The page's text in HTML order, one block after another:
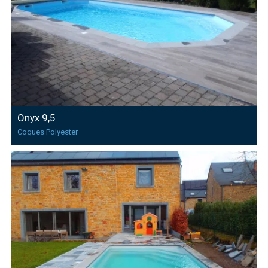
Onyx 9,5
Coques Polyester